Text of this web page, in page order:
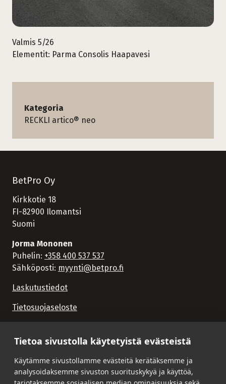
Tietoa sivustolla käytetyistä evästeistä
Käytämme sivustollamme evästeitä kerätäksemme ja
analysoidaksemme sivuston suorituskykyä ja käyttöä,
Valmis 5/26
Elementit: Parma Consolis Haapavesi
Kategoria
RECKLI artico® neo
BetPro Oy
Kirkkotie 18
FI-82900 Ilomantsi
Suomi
Jorma Mononen
Puhelin: +358 400 537 537
Sähköposti: myynti@betpro.fi
Laskutustiedot
Tietosuojaseloste